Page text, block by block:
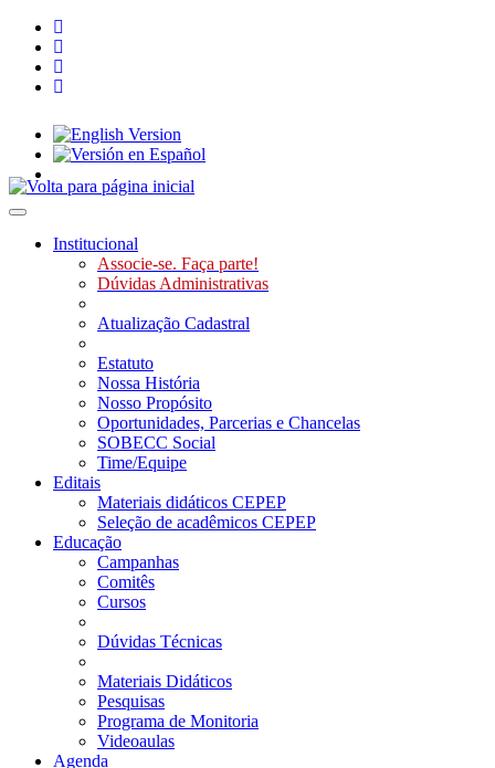
Toggle navigation
Institucional
Associe-se. Faça parte!
Dúvidas Administrativas
Atualização Cadastral
Estatuto
Nossa História
Nosso Propósito
Oportunidades, Parcerias e Chancelas
SOBECC Social
Time/Equipe
Editais
Materiais didáticos CEPEP
Seleção de acadêmicos CEPEP
Educação
Campanhas
Comitês
Cursos
Dúvidas Técnicas
Materiais Didáticos
Pesquisas
Programa de Monitoria
Videoaulas
Agenda